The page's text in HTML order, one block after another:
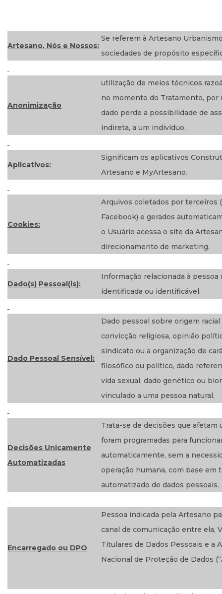
Artesano, Nós e Nossos:
Se referem à Artesano
sociedades de propósito
Anonimização
utilização de meios técnicos
no momento do Tratamento, por
dado perde a possibilidade de
indireta, a um indivíduo.
Aplicativos:
Significam os aplicativos
Artesano e MyArtesano.
Cookies:
Arquivos coletados por terceiros
Facebook) e gerados
o Usuário acessa o site da
direcionamento de marketing.
Dado(s) Pessoal(is):
Informação relacionada à pessoa
identificada ou identificável.
Dado Pessoal Sensível:
Dado pessoal sobre origem
convicção religiosa, opinião
sindicato ou a organização de
filosófico ou político, dado
vida sexual, dado genético ou
vinculado a uma pessoa natural.
Decisões Unicamente
Automatizadas
Trata-se de decisões que afetam
foram programadas para
automaticamente, sem a
operação humana, com base em
automatizado de dados pessoais.
Encarregado ou DPO
Pessoa indicada pela Artesano
canal de comunicação entre ela,
Titulares de Dados Pessoais e a
Nacional de Proteção de Dados